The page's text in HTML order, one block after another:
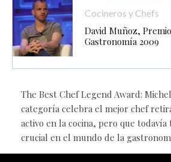
Cocineros y Chefs
David Muñoz,
Gastronomía 2009
The Best Chef Legend Award:
categoría celebra el mejor chef
activo en la cocina, pero que
crucial en el mundo de la